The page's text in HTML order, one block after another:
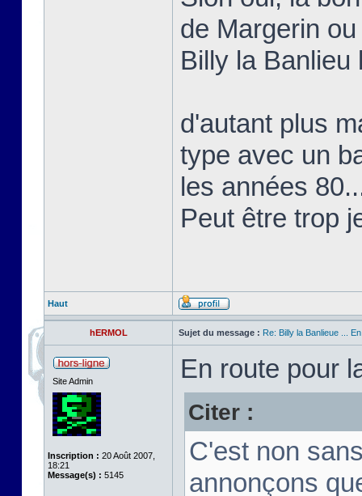
de Margerin
Billy la Banlieu
d'autant plus
type avec un
les années
Peut être trop
Haut
hERMOL Sujet du message : Re: Billy la Banlieue ...
Site Admin
Inscription : 20 Août 2007,
18:21
Message(s) : 5145
En route pour
Citer :
C'est non
annonçons